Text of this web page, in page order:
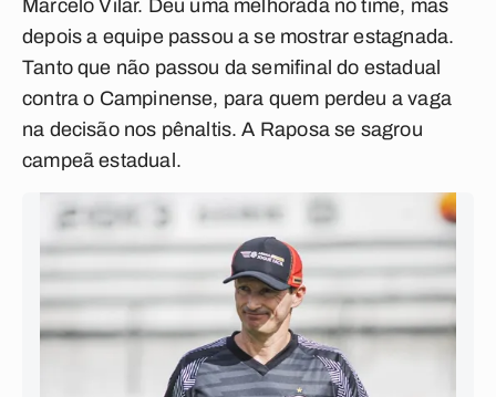
Marcelo Vilar. Deu uma melhorada no time, mas
depois a equipe passou a se mostrar estagnada.
Tanto que não passou da semifinal do estadual
contra o Campinense, para quem perdeu a vaga
na decisão nos pênaltis. A Raposa se sagrou
campeã estadual.